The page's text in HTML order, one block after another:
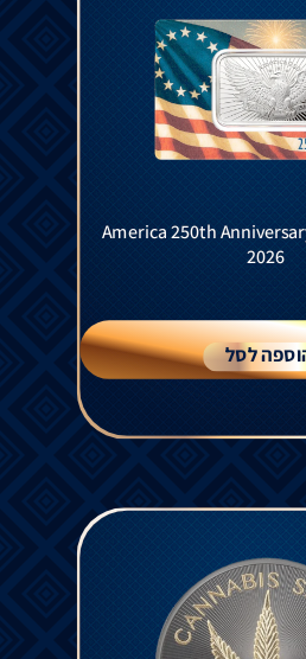
America 250th
2026
לסל